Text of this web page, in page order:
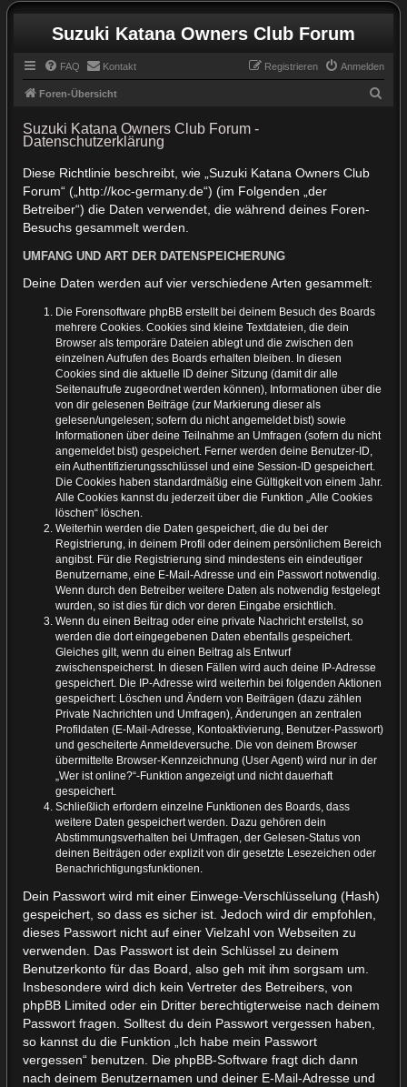
Suzuki Katana Owners Club Forum
FAQ Kontakt Anmelden
Registrieren
Foren-Übersicht
Suzuki Katana Owners Club Forum -
Datenschutzerklärung
Diese Richtlinie beschreibt, wie „Suzuki Katana Owners Club
Forum“ („http://koc-germany.de“) (im Folgenden „der
Betreiber“) die Daten verwendet, die während deines Foren-
Besuchs gesammelt werden.
UMFANG UND ART DER DATENSPEICHERUNG
Deine Daten werden auf vier verschiedene Arten gesammelt:
Die Forensoftware phpBB erstellt bei deinem Besuch des Boards
mehrere Cookies. Cookies sind kleine Textdateien, die dein
Browser als temporäre Dateien ablegt und die zwischen den
einzelnen Aufrufen des Boards erhalten bleiben. In diesen
Cookies sind die aktuelle ID deiner Sitzung (damit dir alle
Seitenaufrufe zugeordnet werden können), Informationen über die
von dir gelesenen Beiträge (zur Markierung dieser als
gelesen/ungelesen; sofern du nicht angemeldet bist) sowie
Informationen über deine Teilnahme an Umfragen (sofern du nicht
angemeldet bist) gespeichert. Ferner werden deine Benutzer-ID,
ein Authentifizierungsschlüssel und eine Session-ID gespeichert.
Die Cookies haben standardmäßig eine Gültigkeit von einem Jahr.
Alle Cookies kannst du jederzeit über die Funktion „Alle Cookies
löschen“ löschen.
Weiterhin werden die Daten gespeichert, die du bei der
Registrierung, in deinem Profil oder deinem persönlichem Bereich
angibst. Für die Registrierung sind mindestens ein eindeutiger
Benutzername, eine E-Mail-Adresse und ein Passwort notwendig.
Wenn durch den Betreiber weitere Daten als notwendig festgelegt
wurden, so ist dies für dich vor deren Eingabe ersichtlich.
Wenn du einen Beitrag oder eine private Nachricht erstellst, so
werden die dort eingegebenen Daten ebenfalls gespeichert.
Gleiches gilt, wenn du einen Beitrag als Entwurf
zwischenspeicherst. In diesen Fällen wird auch deine IP-Adresse
gespeichert. Die IP-Adresse wird weiterhin bei folgenden Aktionen
gespeichert: Löschen und Ändern von Beiträgen (dazu zählen
Private Nachrichten und Umfragen), Änderungen an zentralen
Profildaten (E-Mail-Adresse, Kontoaktivierung, Benutzer-Passwort)
und gescheiterte Anmeldeversuche. Die von deinem Browser
übermittelte Browser-Kennzeichnung (User Agent) wird nur in der
„Wer ist online?“-Funktion angezeigt und nicht dauerhaft
gespeichert.
Schließlich erfordern einzelne Funktionen des Boards, dass
weitere Daten gespeichert werden. Dazu gehören dein
Abstimmungsverhalten bei Umfragen, der Gelesen-Status von
deinen Beiträgen oder explizit von dir gesetzte Lesezeichen oder
Benachrichtigungsfunktionen.
Dein Passwort wird mit einer Einwege-Verschlüsselung (Hash)
gespeichert, so dass es sicher ist. Jedoch wird dir empfohlen,
dieses Passwort nicht auf einer Vielzahl von Webseiten zu
verwenden. Das Passwort ist dein Schlüssel zu deinem
Benutzerkonto für das Board, also geh mit ihm sorgsam um.
Insbesondere wird dich kein Vertreter des Betreibers, von
phpBB Limited oder ein Dritter berechtigterweise nach deinem
Passwort fragen. Solltest du dein Passwort vergessen haben,
so kannst du die Funktion „Ich habe mein Passwort
vergessen“ benutzen. Die phpBB-Software fragt dich dann
nach deinem Benutzernamen und deiner E-Mail-Adresse und